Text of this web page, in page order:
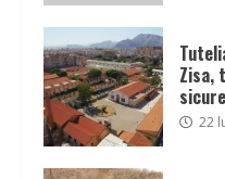
Zisa,
22